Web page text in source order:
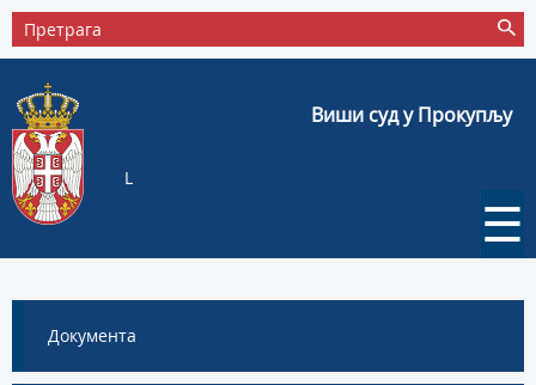
Виши суд у Прокупљу
L
☰
Документа